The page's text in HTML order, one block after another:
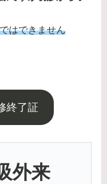
はできません
終了証
外来